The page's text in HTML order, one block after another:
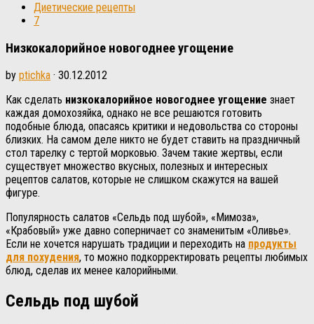
Диетические рецепты
7
Низкокалорийное новогоднее угощение
by ptichka · 30.12.2012
Как сделать низкокалорийное новогоднее угощение знает
каждая домохозяйка, однако не все решаются готовить
подобные блюда, опасаясь критики и недовольства со стороны
близких. На самом деле никто не будет ставить на праздничный
стол тарелку с тертой морковью. Зачем такие жертвы, если
существует множество вкусных, полезных и интересных
рецептов салатов, которые не слишком скажутся на вашей
фигуре.
Популярность салатов «Сельдь под шубой», «Мимоза»,
«Крабовый» уже давно соперничает со знаменитым «Оливье».
Если не хочется нарушать традиции и переходить на продукты
для похудения, то можно подкорректировать рецепты любимых
блюд, сделав их менее калорийными.
Сельдь под шубой